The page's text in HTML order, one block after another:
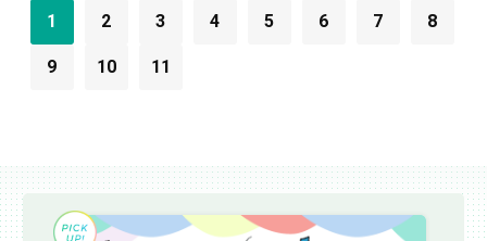
1 2 3 4 5 6 7 8
9 10 11